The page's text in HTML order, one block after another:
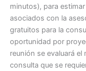
minutos), para
asociados con la
gratuitos para la
oportunidad por
reunión se evaluará
consulta que se